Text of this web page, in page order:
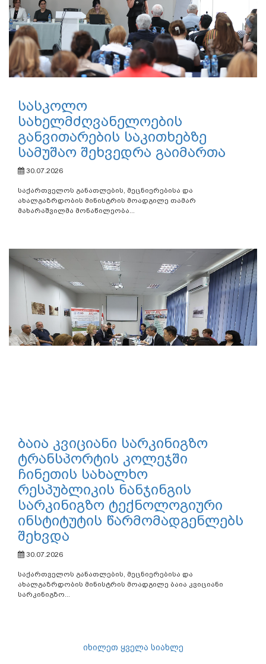
სასკოლო
სახელმძღვანელოების
განვითარების საკითხებზე
სამუშაო შეხვედრა გაიმართა
30.07.2026
საქართველოს განათლების, მეცნიერებისა და
ახალგაზრდობის მინისტრის მოადგილე თამარ
მახარაშვილმა მონაწილეობა...
ბაია კვიციანი სარკინიგზო
ტრანსპორტის კოლეჯში
ჩინეთის სახალხო
რესპუბლიკის ნანჯინგის
სარკინიგზო ტექნოლოგიური
ინსტიტუტის წარმომადგენლებს
შეხვდა
30.07.2026
საქართველოს განათლების, მეცნიერებისა და
ახალგაზრდობის მინისტრის მოადგილე ბაია კვიციანი
სარკინიგზო...
იხილეთ ყველა სიახლე